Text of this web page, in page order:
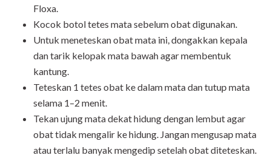
Floxa.
Kocok botol tetes mata sebelum obat digunakan.
Untuk meneteskan obat mata ini, dongakkan kepala
dan tarik kelopak mata bawah agar membentuk
kantung.
Teteskan 1 tetes obat ke dalam mata dan tutup mata
selama 1–2 menit.
Tekan ujung mata dekat hidung dengan lembut agar
obat tidak mengalir ke hidung. Jangan mengusap mata
atau terlalu banyak mengedip setelah obat diteteskan.